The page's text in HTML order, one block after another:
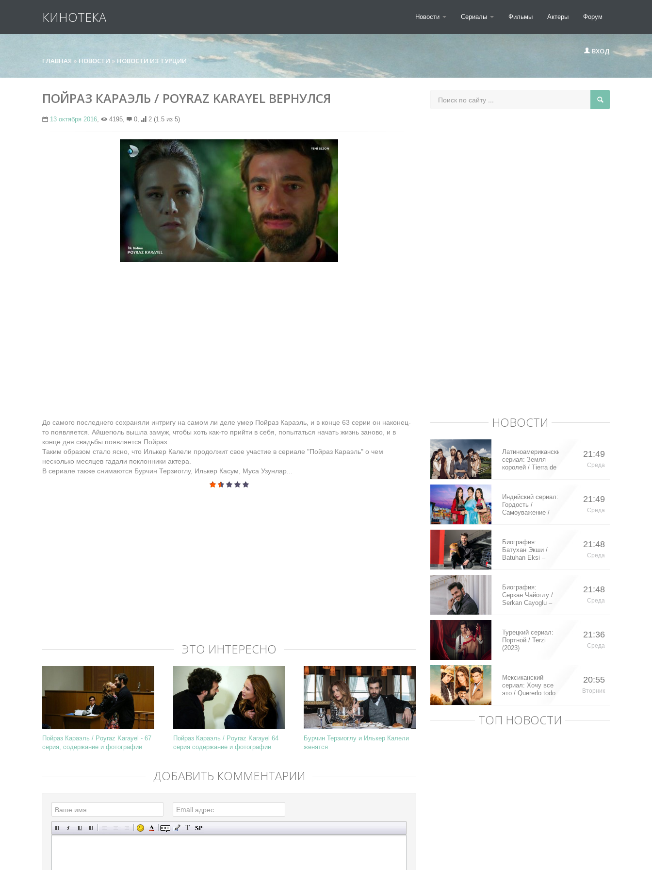
КИНОТЕКА Новости Сериалы Фильмы Актеры Форум
ВХОД
ГЛАВНАЯ » НОВОСТИ » НОВОСТИ ИЗ ТУРЦИИ
ПОЙРАЗ КАРАЭЛЬ / POYRAZ KARAYEL ВЕРНУЛСЯ
13 октября 2016, 4195, 0, 2 (1.5 из 5)
До самого последнего сохраняли интригу на самом ли деле умер Пойраз Караэль, и в конце 63 серии он наконец-
то появляется. Айшегюль вышла замуж, чтобы хоть как-то прийти в себя, попытаться начать жизнь заново, и в
конце дня свадьбы появляется Пойраз...
Таким образом стало ясно, что Илькер Калели продолжит свое участие в сериале "Пойраз Караэль" о чем
несколько месяцев гадали поклонники актера.
В сериале также снимаются Бурчин Терзиоглу, Илькер Касум, Муса Узунлар...
ЭТО ИНТЕРЕСНО
Пойраз Караэль / Poyraz Karayel - 67
серия, содержание и фотографии
Пойраз Караэль / Poyraz Karayel 64
серия содержание и фотографии
Бурчин Терзиоглу и Илькер Калели
женятся
ДОБАВИТЬ КОММЕНТАРИЙ
НОВОСТИ
Латиноамериканский
сериал: Земля
королей / Tierra de
21:49
Среда
Индийский сериал:
Гордость /
Самоуважение /
21:49
Среда
Биография:
Батухан Экши /
Batuhan Eksi –
21:48
Среда
Биография:
Серкан Чайоглу /
Serkan Cayoglu –
21:48
Среда
Турецкий сериал:
Портной / Terzi
(2023)
21:36
Среда
Мексиканский
сериал: Хочу все
это / Quererlo todo
20:55
Вторник
ТОП НОВОСТИ